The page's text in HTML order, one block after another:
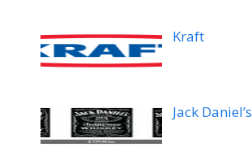
Kraft
Jack Daniel’s